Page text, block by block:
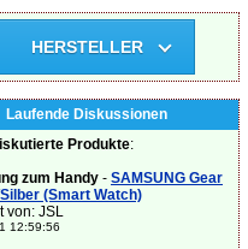
HERSTELLER
Laufende Diskussionen
Produkte:
zum Handy - SAMSUNG Gear
(Smart Watch)
von: JSL
12:59:56